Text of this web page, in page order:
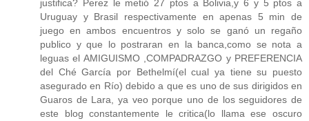
justifica? Perez le metió 27 ptos a Bolivia,y 6 y 5 ptos a
Uruguay y Brasil respectivamente en apenas 5 min de
juego en ambos encuentros y solo se ganó un regaño
publico y que lo postraran en la banca,como se nota a
leguas el AMIGUISMO ,COMPADRAZGO y PREFERENCIA
del Ché García por Bethelmí(el cual ya tiene su puesto
asegurado en Río) debido a que es uno de sus dirigidos en
Guaros de Lara, ya veo porque uno de los seguidores de
este blog constantemente le critica(lo llama ese oscuro